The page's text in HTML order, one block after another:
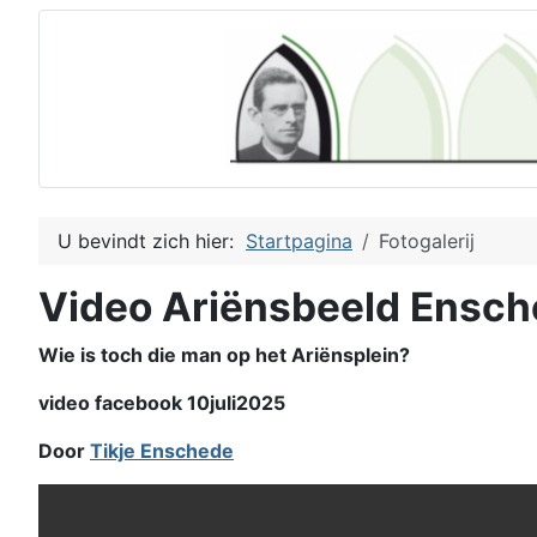
U bevindt zich hier: Startpagina Fotogalerij
Video Ariënsbeeld
Wie is toch die man op het Ariënsplein?
video facebook 10juli2025
Door Tikje Enschede